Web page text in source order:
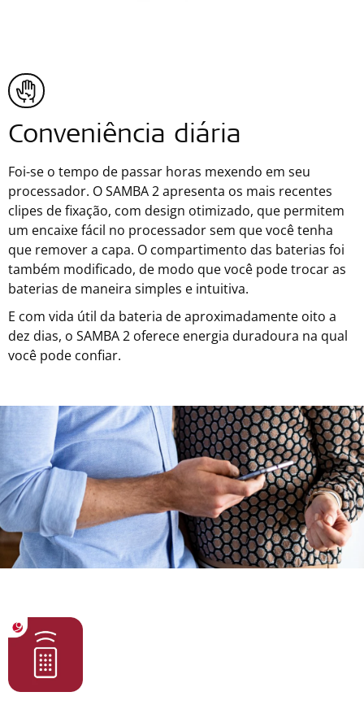
Conveniência diária
Foi-se o tempo de passar horas mexendo em seu
processador. O SAMBA 2 apresenta os mais recentes
clipes de fixação, com design otimizado, que permitem
um encaixe fácil no processador sem que você tenha
que remover a capa. O compartimento das baterias foi
também modificado, de modo que você pode trocar as
baterias de maneira simples e intuitiva.
E com vida útil da bateria de aproximadamente oito a
dez dias, o SAMBA 2 oferece energia duradoura na qual
você pode confiar.